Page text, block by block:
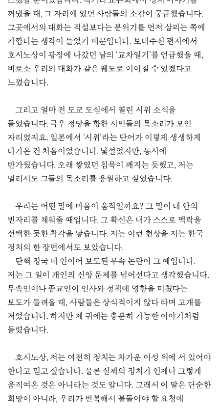
꺼냈을 때, 그 자리에 있던 사람들의 소감이 궁금했습니다.
그곳에서의 대화는 직설보다는 분위기를 먼저 살피는 쪽에
가깝다는 생각이 들었기 때문입니다. 보내주신 편지에서
호시노상이 광장에 나갔던 날의 ‘교차일기’를 언급했을 때,
비로소 우리의 대화가 같은 궤도로 이어질 수 있겠다고
느꼈습니다.
그리고 얼마 전 도쿄 도심에서 열린 시위 소식을
들었습니다. 극우 정당을 향한 시민들의 목소리가 모인
자리였지요. 일본에서 ‘시위’라는 단어가 이렇게 생생하게
다가온 건 처음이었습니다. 낯설었지만, 동시에
반가웠습니다. 오래 쌓였던 침묵이 깨지는 듯했고, 저는
멀리서도 그들의 목소리를 응원하고 싶었습니다.
우리는 어떤 말에 마음이 움직일까요? 그 말이 내 안의
빈자리를 채워줄 때입니다. 그 확신은 내가 스스로 맥락을
선택한 듯한 착각을 낳습니다. 저는 이런 현상을 저는 한국
정치의 한 장면에서도 보았습니다.
탄핵 정국 때 연이어 보도된 무속 논란이 그 예입니다.
저는 그 일이 개인의 신앙 문제를 넘어선다고 생각했습니다.
무속인이나 종교인이 인사와 정책에 영향을 미쳤다는
보도가 들려올 때, 사람들은 상식적이지 않다 라며 고개를
저었습니다. 하지만 제 귀에는 충분히 가능한 이야기처럼
들렸습니다.
호시노상, 저는 여전히 정치는 차가운 이성 위에 서 있어야
한다고 믿고 싶습니다. 물론 실제의 정치가 언제나 그렇게
움직여온 것은 아니라는 것도 압니다. 그래서 이 말은 단순한
희망이 아니라, 우리가 반복해서 붙들어야 할 요청에